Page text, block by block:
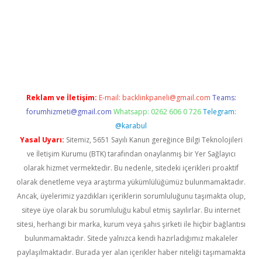
Reklam ve İletişim: E-mail: backlinkpaneli@gmail.com Teams:
forumhizmeti@gmail.com Whatsapp: 0262 606 0 726 Telegram:
@karabul
Yasal Uyarı: Sitemiz, 5651 Sayılı Kanun gereğince Bilgi Teknolojileri
ve İletişim Kurumu (BTK) tarafından onaylanmış bir Yer Sağlayıcı
olarak hizmet vermektedir. Bu nedenle, sitedeki içerikleri proaktif
olarak denetleme veya araştırma yükümlülüğümüz bulunmamaktadır.
Ancak, üyelerimiz yazdıkları içeriklerin sorumluluğunu taşımakta olup,
siteye üye olarak bu sorumluluğu kabul etmiş sayılırlar. Bu internet
sitesi, herhangi bir marka, kurum veya şahıs şirketi ile hiçbir bağlantısı
bulunmamaktadır. Sitede yalnızca kendi hazırladığımız makaleler
paylaşılmaktadır. Burada yer alan içerikler haber niteliği taşımamakta